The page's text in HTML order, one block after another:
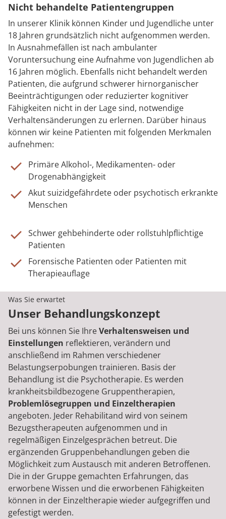
Nicht behandelte Patientengruppen
In unserer Klinik können Kinder und Jugendliche unter
18 Jahren grundsätzlich nicht aufgenommen werden.
In Ausnahmefällen ist nach ambulanter
Voruntersuchung eine Aufnahme von Jugendlichen ab
16 Jahren möglich. Ebenfalls nicht behandelt werden
Patienten, die aufgrund schwerer hirnorganischer
Beeinträchtigungen oder reduzierter kognitiver
Fähigkeiten nicht in der Lage sind, notwendige
Verhaltensänderungen zu erlernen. Darüber hinaus
können wir keine Patienten mit folgenden Merkmalen
aufnehmen:
Primäre Alkohol-, Medikamenten- oder
Drogenabhängigkeit
Akut suizidgefährdete oder psychotisch erkrankte
Menschen
Schwer gehbehinderte oder rollstuhlpflichtige
Patienten
Forensische Patienten oder Patienten mit
Therapieauflage
Was Sie erwartet
Unser Behandlungskonzept
Bei uns können Sie IhreVerhaltensweisen und
Einstellungen reflektieren, verändern und
anschließend im Rahmen verschiedener
Belastungserpobungen trainieren. Basis der
Behandlung ist die Psychotherapie. Es werden
krankheitsbildbezogene Gruppentherapien,
Problemlösegruppen und Einzeltherapien
angeboten. Jeder Rehabilitand wird von seinem
Bezugstherapeuten aufgenommen und in
regelmäßigen Einzelgesprächen betreut. Die
ergänzenden Gruppenbehandlungen geben die
Möglichkeit zum Austausch mit anderen Betroffenen.
Die in der Gruppe gemachten Erfahrungen, das
erworbene Wissen und die erworbenen Fähigkeiten
können in der Einzeltherapie wieder aufgegriffen und
gefestigt werden.